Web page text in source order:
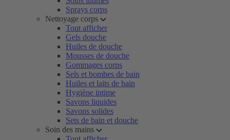
Sprays corps
Nettoyage corps
Tout afficher
Gels douche
Huiles de douche
Mousses de douche
Gommages corps
Sels et bombes de bain
Huiles et laits de bain
Hygiène intime
Savons liquides
Savons solides
Sets de bain et douche
Soin des mains